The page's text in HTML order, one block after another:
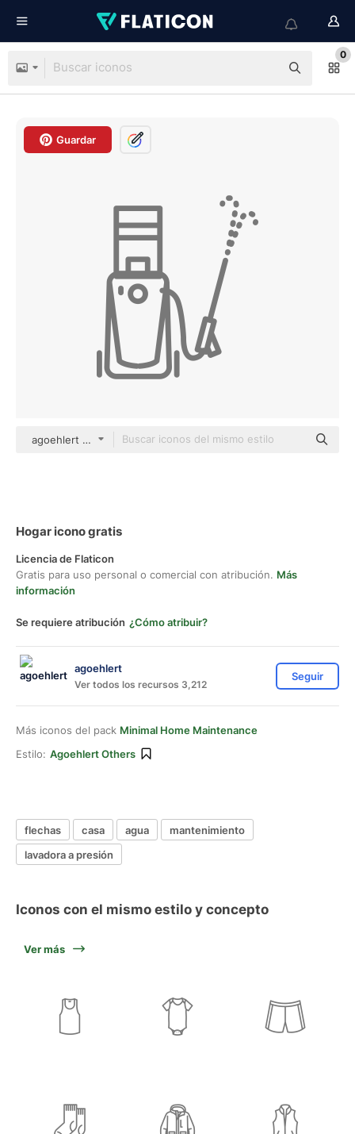
0
Guardar
agoehlert Others
Hogar icono gratis
Licencia de Flaticon
Gratis para uso personal o comercial con atribución. Más
información
Se requiere atribución ¿Cómo atribuir?
agoehlert
Ver todos los recursos 3,212
Seguir
Más iconos del pack Minimal Home Maintenance
Estilo: Agoehlert Others
flechas casa agua
mantenimiento
lavadora a presión
Iconos con el mismo estilo y concepto
Ver más